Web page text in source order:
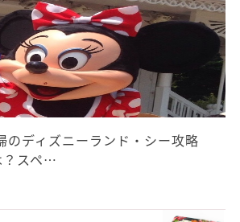
のディズニーランド・シー攻略
？スペ…